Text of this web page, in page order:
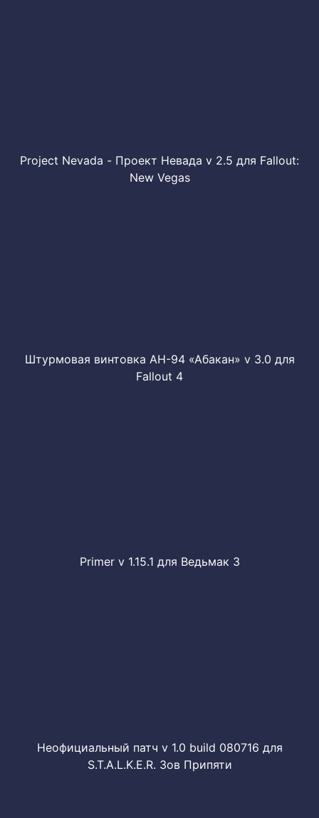
Project Nevada - Проект Невада v 2.5 для Fallout:
New Vegas
Штурмовая винтовка АН-94 «Абакан» v 3.0 для
Fallout 4
Primer v 1.15.1 для Ведьмак 3
Неофициальный патч v 1.0 build 080716 для
S.T.A.L.K.E.R. Зов Припяти